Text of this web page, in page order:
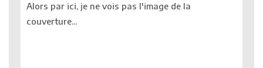
Alors par ici, je ne vois pas l'image de la
couverture...